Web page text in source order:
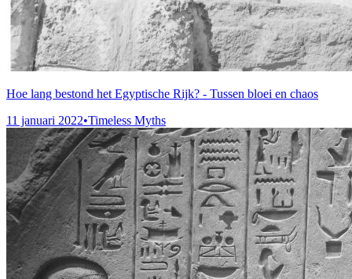
Hoe lang bestond het Egyptische Rijk? - Tussen bloei en chaos
11 januari 2022•Timeless Myths